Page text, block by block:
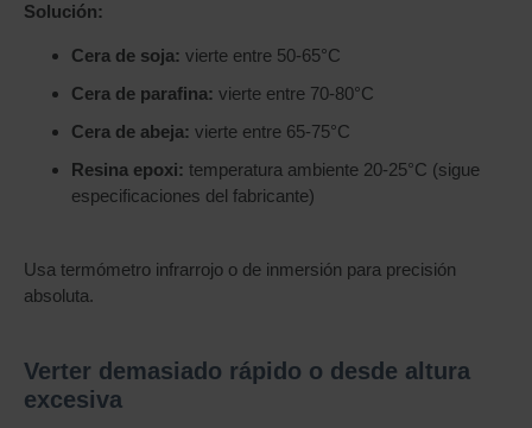
Solución:
Cera de soja: vierte entre 50-65°C
Cera de parafina: vierte entre 70-80°C
Cera de abeja: vierte entre 65-75°C
Resina epoxi: temperatura ambiente 20-25°C (sigue
especificaciones del fabricante)
Usa termómetro infrarrojo o de inmersión para precisión
absoluta.
Verter demasiado rápido o desde altura
excesiva